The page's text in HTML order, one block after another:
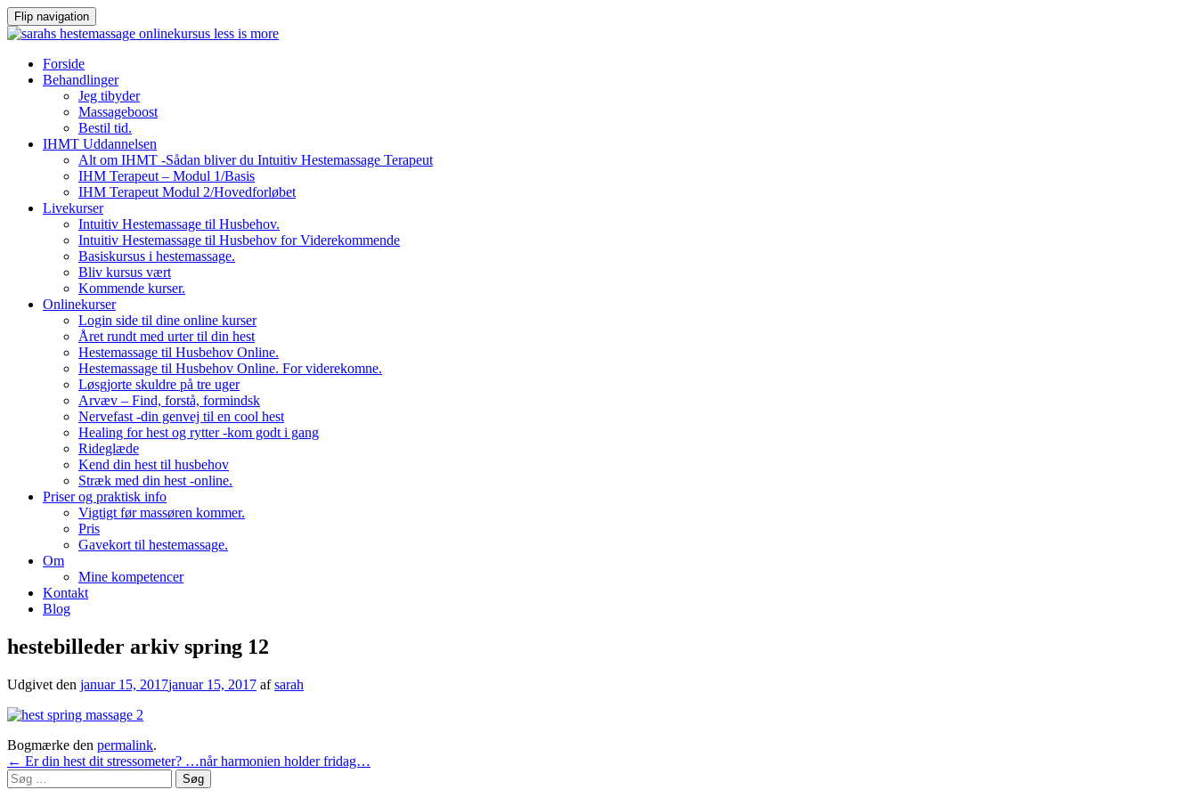
Flip navigation
VidereForside
Behandlinger
Jeg tibyder
Massageboost
Bestil tid.
IHMT Uddannelsen
Alt om IHMT -Sådan bliver du Intuitiv Hestemassage Terapeut
IHM Terapeut – Modul 1/Basis
IHM Terapeut Modul 2/Hovedforløbet
Livekurser
Intuitiv Hestemassage til Husbehov.
Intuitiv Hestemassage til Husbehov for Viderekommende
Basiskursus i hestemassage.
Bliv kursus vært
Kommende kurser.
Onlinekurser
Login side til dine online kurser
Året rundt med urter til din hest
Hestemassage til Husbehov Online.
Hestemassage til Husbehov Online. For viderekomne.
Løsgjorte skuldre på tre uger
Arvæv – Find, forstå, formindsk
Nervefast -din genvej til en cool hest
Healing for hest og rytter -kom godt i gang
Rideglæde
Kend din hest til husbehov
Stræk med din hest -online.
Priser og praktisk info
Vigtigt før massøren kommer.
Pris
Gavekort til hestemassage.
Om
Mine kompetencer
Kontakt
Blog
hestebilleder arkiv spring 12
Udgivet den januar 15, 2017januar 15, 2017 afsarah
Bogmærke den permalink.
Indlægsnavigation
← Er din hest dit stressometer? …når harmonien holder fridag…
Søg
efter: